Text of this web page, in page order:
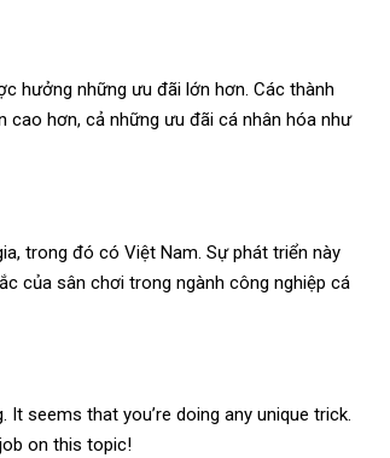
hưởng những ưu đãi lớn hơn. Các thành
cao hơn, cả những ưu đãi cá nhân hóa như
trong đó có Việt Nam. Sự phát triển này
của sân chơi trong ngành công nghiệp cá
seems that you’re doing any unique trick.
on this topic!